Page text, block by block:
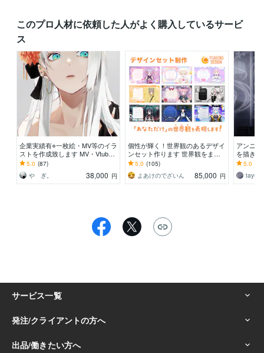
このプロ人材に依頼した人がよく購入しているサービ
ス
企業実績有⋄一枚絵・MV等のイラ
ストを作成致します MV・Vtuber
キャラデザ・記念イラスト・TRP
G等
5.0 (87)
や ぎ。
38,000 円
個性が輝く！世界観のあるデザイ
ンセット作ります 世界観をまる
ごとデザイン！統一感のある7点
セット
5.0 (105)
よあけのでざいん
85,000 円
アンニ
を描き
ってみ
利用可。
5.0
tayu